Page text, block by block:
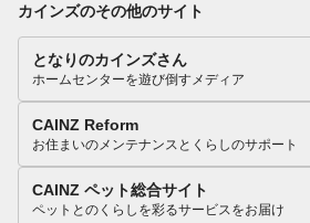
カインズのその他のサイト
となりのカインズさん
ホームセンターを遊び倒すメディア
CAINZ Reform
お住まいのメンテナンスとくらしのサポート
CAINZ ペット総合サイト
ペットとのくらしを彩るサービスをお届け